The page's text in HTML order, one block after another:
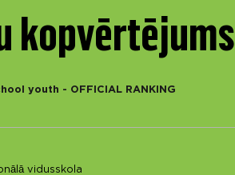
kopvērtējums
youth - OFFICIAL RANKING
vidusskola